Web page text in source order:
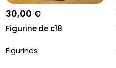
30,00 €
Figurine de c18
Figurines